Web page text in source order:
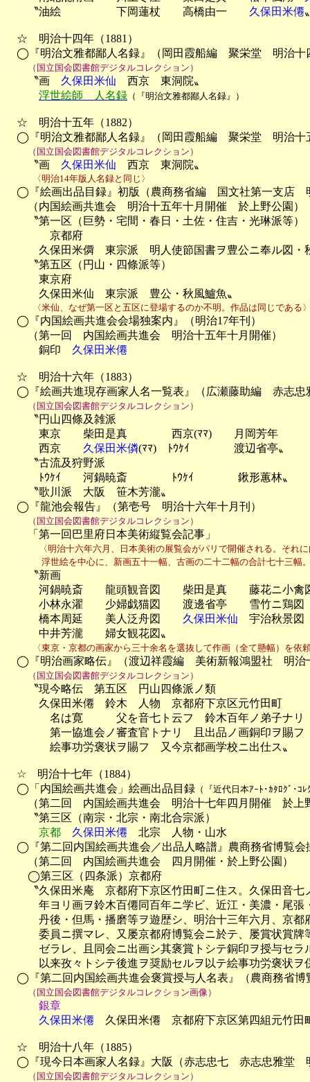
〝油絵　　　　　下岡蓮杖　　高橋由一 久保田米僊
☆　明治十四年（1881）
◯『明治文雅都鄙人名録』（岡田霞船編　聚栄堂　明治十
（国立国会図書館デジタルコレクション）
〝画 久保田米仙 西京　東洞院〟
浮世絵師　人名録 （『明治文雅都鄙人名録』）
☆　明治十五年（1882）
◯『明治文雅都鄙人名録』（岡田霞船編　聚栄堂　明治十
（国立国会図書館デジタルコレクション）
〝画 久保田米仙 西京　東洞院〟
〈明治14年版人名録と同じ〉
◯『絵画出品目録』初版（農商務省編　国文社第一支店　
（内国絵画共進会　明治十五年十月開催　於上野公園）
〝第一区（巨勢・宅間・春日・土佐・住吉・光琳派等）
京都府
久保田米僲　東宗派　明人使節国書ヲ豊公ニ奉ル図・
〝第五区（円山・四條派等）
東京府
久保田米仙　東宗派　豊公・秋風鱸魚〟
〈米仙、なぜ第一区と五区に登場するのか不明。作品は同じである
◯『内国絵画共進会会場独案内』（明治17年刊）
（第一回　内国絵画共進会　明治十五年十月開催）
銅印 久保田米僊
☆　明治十六年（1883）
◯『絵画共進現存画家人名一覧表』（広瀬藤助編　赤志忠
（国立国会図書館デジタルコレクション）
〝円山四條及雑派
東京　　柴田是真　　　　西京(ﾏﾏ)　　月岡芳年
西京 久保田米僯(ﾏﾏ)　ﾄｳｹｲ　　　　渡辺省亭〟
〝古流及狩野派
ﾄｳｹｲ　　河鍋暁斎　　　　ﾄｳｹｲ　　　　鍬形蕙林〟
〝歌川派　大阪　笹木芳瀧〟
◯『龍池会報告』（第壱号　明治十六年十月刊）
（国立国会図書館デジタルコレクション）
「第一回巴里府日本美術縦覧会記事」
〈明治十六年六月、日本美術の展覧会がパリで開催される。それ
浮世絵を中心に、新画五十一幅、古画の二十二幅の合計七十三幅。
〝新画
河鍋暁斎　　龍頭観音図　　柴田是真　　藤花ニ小禽
小林永濯　　少婦戯猫図　　渡邊省亭　　雪竹ニ鶏図
橋本周延　　美人泛舟図 久保田米仙 宇治秋景図
中井芳瀧　　婦女観花図〟
〈東京・京都の画家から三十余名を選抜して作画（全て懸幅）を依頼
◯『明治画家略伝』（渡辺祥霞編　美術新報鴻盟社　明治
（国立国会図書館デジタルコレクション）
〝現今略伝　第五区　円山四條派ノ類
久保田米僊　鈴木　人物　京都府下京区元竹田町
名は寛　　　父を音七ト云フ　鈴木百年ノ弟子ナリ　
第一協進会ノ審査官トナリ　且出品ノ画銅印ヲ賜フ　
絵事功労褒状ヲ賜フ　又今京都画学校ニ出仕ス〟
☆　明治十七年（1884）
◯「内国絵画共進会」絵画出品目録 （『近代日本ｱｰﾄ･ｶﾀﾛｸﾞ･
（第二回　内国絵画共進会　明治十七年四月開催　於上
〝第三区（南宗・北宗・南北合宗派）
京都
久保田米僊 北宗　人物・山水
◯『第二回内国絵画共進会／出品人略譜』農商務省博覧会
（第二回　内国絵画共進会　四月開催・於上野公園）
◯第三区（四条派）京都府
〝久保田米庵　京都府下京区竹田町ニ住ス。久保田音七
年ヨリ画ヲ鈴木百僊同百年ニ学ビ、近江・美濃・尾張
丹後・但馬・播磨等ヲ遊歴シ、明治十三年六月、京都
委員ニ撰マレ、又屡京都府博覧会ニ於テ、屡賞状賞牌
ゼラレ、且同会ニ出画シ其褒賞トシテ銅印ヲ授与セラ
以来孜々トシテ後進ヲ奨励セルヲ以テ絵事功労褒状ヲ
◯『第二回内国絵画共進会褒賞授与人名表』（農商務省博
（国立国会図書館デジタルコレクション画像）
銀章
久保田米僊 久保田米僊　京都府下京区第四組元竹田
☆　明治十八年（1885）
◯『現今日本画家人名録』大阪（赤志忠七　赤志忠雅堂　
（国立国会図書館デジタルコレクション）